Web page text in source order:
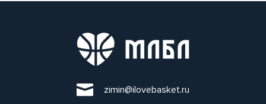
zimin@ilovebasket.ru